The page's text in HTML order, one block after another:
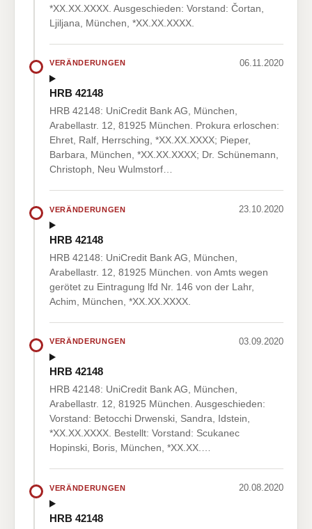
*XX.XX.XXXX. Ausgeschieden: Vorstand: Čortan,
Ljiljana, München, *XX.XX.XXXX.
VERÄNDERUNGEN 06.11.2020
HRB 42148
HRB 42148: UniCredit Bank AG, München,
Arabellastr. 12, 81925 München. Prokura erloschen:
Ehret, Ralf, Herrsching, *XX.XX.XXXX; Pieper,
Barbara, München, *XX.XX.XXXX; Dr. Schünemann,
Christoph, Neu Wulmstorf…
VERÄNDERUNGEN 23.10.2020
HRB 42148
HRB 42148: UniCredit Bank AG, München,
Arabellastr. 12, 81925 München. von Amts wegen
gerötet zu Eintragung lfd Nr. 146 von der Lahr,
Achim, München, *XX.XX.XXXX.
VERÄNDERUNGEN 03.09.2020
HRB 42148
HRB 42148: UniCredit Bank AG, München,
Arabellastr. 12, 81925 München. Ausgeschieden:
Vorstand: Betocchi Drwenski, Sandra, Idstein,
*XX.XX.XXXX. Bestellt: Vorstand: Scukanec
Hopinski, Boris, München, *XX.XX.…
VERÄNDERUNGEN 20.08.2020
HRB 42148